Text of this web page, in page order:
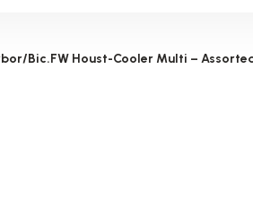
Bic.FW Houst-Cooler Multi –